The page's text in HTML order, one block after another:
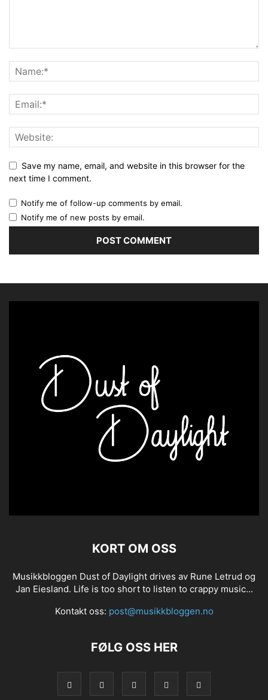
Save my name, email, and website in this browser for the
next time I comment.
Notify me of follow-up comments by email.
Notify me of new posts by email.
KORT OM OSS
Musikkbloggen Dust of Daylight drives av Rune Letrud og
Jan Eiesland. Life is too short to listen to crappy music...
Kontakt oss: post@musikkbloggen.no
FØLG OSS HER